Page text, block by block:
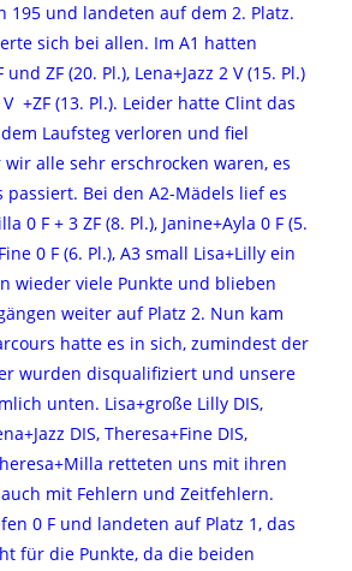
195 und landeten auf dem 2. Platz.
sich bei allen. Im A1 hatten
ZF (20. Pl.), Lena+Jazz 2 V (15. Pl.)
+ZF (13. Pl.). Leider hatte Clint das
Laufsteg verloren und fiel
alle sehr erschrocken waren, es
Bei den A2-Mädels lief es
0 F + 3 ZF (8. Pl.), Janine+Ayla 0 F (5.
0 F (6. Pl.), A3 small Lisa+Lilly ein
wieder viele Punkte und blieben
weiter auf Platz 2. Nun kam
hatte es in sich, zumindest der
wurden disqualifiziert und unsere
unten. Lisa+große Lilly DIS,
DIS, Theresa+Fine DIS,
retteten uns mit ihren
mit Fehlern und Zeitfehlern.
0 F und landeten auf Platz 1, das
für die Punkte, da die beiden